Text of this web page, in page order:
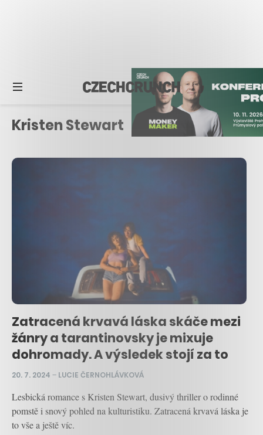
Kristen Stewart
Zatracená krvavá láska skáče mezi
žánry a tarantinovsky je mixuje
dohromady. A výsledek stojí za to
20. 7. 2024 – LUCIE ČERNOHLÁVKOVÁ
Lesbická romance s Kristen Stewart, dusivý thriller o rodinné
pomstě i snový pohled na kulturistiku. Zatracená krvavá láska je
to vše a ještě víc.